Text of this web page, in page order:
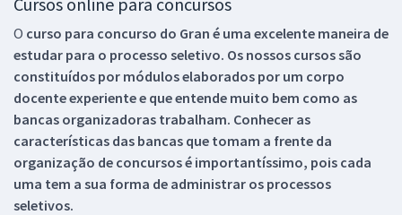
O curso para concurso do Gran é uma excelente maneira de
estudar para o processo seletivo. Os nossos cursos são
constituídos por módulos elaborados por um corpo
docente experiente e que entende muito bem como as
bancas organizadoras trabalham. Conhecer as
características das bancas que tomam a frente da
organização de concursos é importantíssimo, pois cada
uma tem a sua forma de administrar os processos
seletivos.